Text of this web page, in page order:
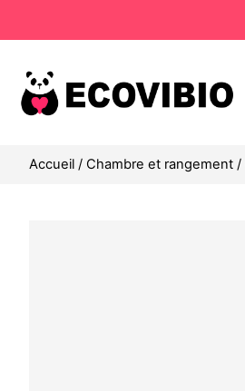
Accueil / Chambre et rangement /